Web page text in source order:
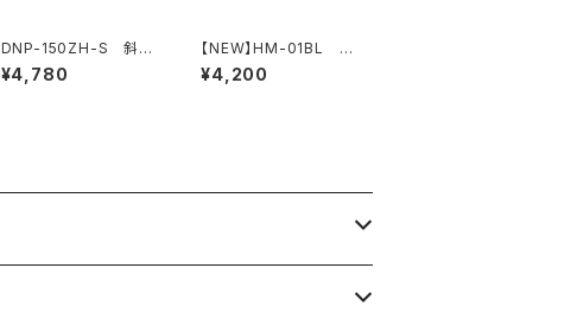
DNP-150ZH-S 斜ニ
ッパ（バネ付・刃穴付）
¥4,780
【NEW】HM-01BL ニ
ッパ（ピーコックブルー）
¥4,200